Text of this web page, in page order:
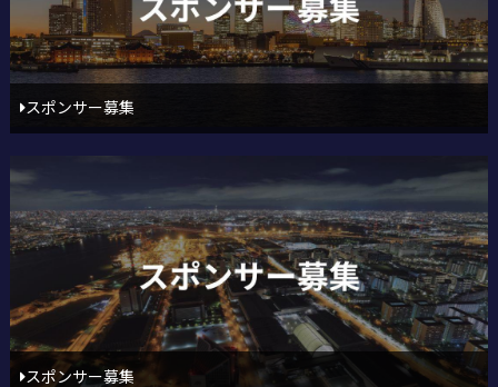
スポンサー募集
スポンサー募集